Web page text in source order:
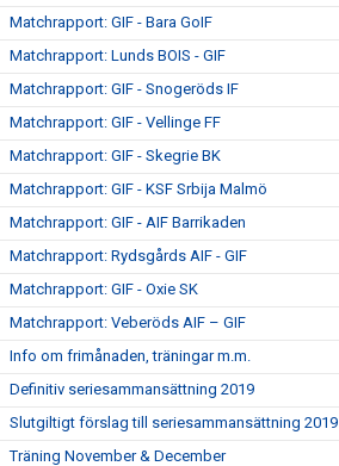
Matchrapport: GIF - Bara GoIF
Matchrapport: Lunds BOIS - GIF
Matchrapport: GIF - Snogeröds IF
Matchrapport: GIF - Vellinge FF
Matchrapport: GIF - Skegrie BK
Matchrapport: GIF - KSF Srbija Malmö
Matchrapport: GIF - AIF Barrikaden
Matchrapport: Rydsgårds AIF - GIF
Matchrapport: GIF - Oxie SK
Matchrapport: Veberöds AIF – GIF
Info om frimånaden, träningar m.m.
Definitiv seriesammansättning 2019
Slutgiltigt förslag till seriesammansättning 2019
Träning November & December